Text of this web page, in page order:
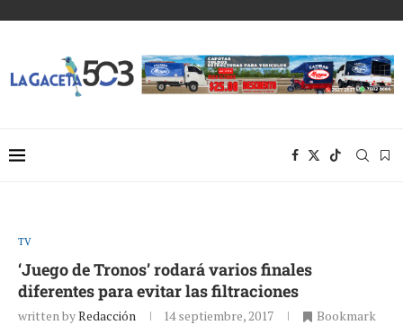
TV
‘Juego de Tronos’ rodará varios finales
diferentes para evitar las filtraciones
written byRedacción 14 septiembre, 2017 Bookmark